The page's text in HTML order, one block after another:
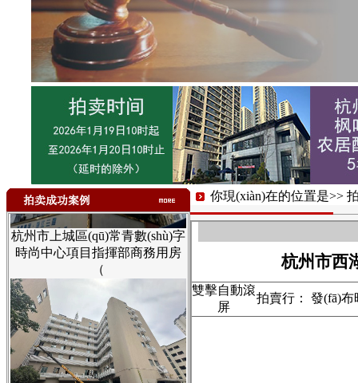
杭州市西湖區(qū)古蕩新村西區
(qū)35幢配套房屋3年租賃權
杭州市上城區(qū)常青數(shù)字
時尚中心項目指揮部商務用房
（
你現(xiàn)在的位置是>>
杭州市西
雙擊自動滾
屏
拍賣行： 發(fā)布